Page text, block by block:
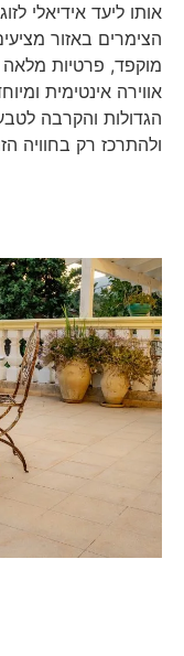
אותו ליעד אידיאלי
הצימרים באזור
מוקפד, פרטיות
אווירה אינטימית
הגדולות והקרבה
ולהתרכז רק בחוויה